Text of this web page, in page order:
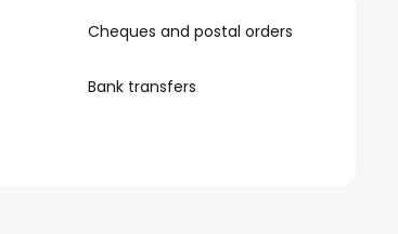
Cheques and postal orders
Bank transfers